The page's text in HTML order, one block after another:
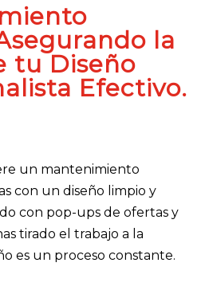
la
tu Diseño
Efectivo.
un mantenimiento
con un diseño limpio y
con pop-ups de ofertas y
tirado el trabajo a la
es un proceso constante.